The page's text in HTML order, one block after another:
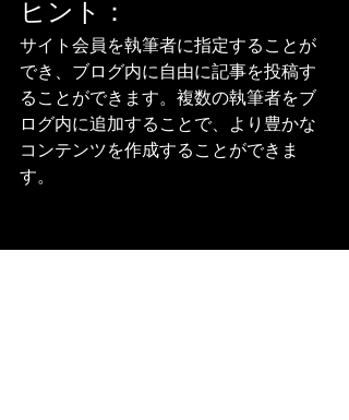
ヒント：
サイト会員を執筆者に指定することが
でき、ブログ内に自由に記事を投稿す
ることができます。複数の執筆者をブ
ログ内に追加することで、より豊かな
コンテンツを作成することができま
す。